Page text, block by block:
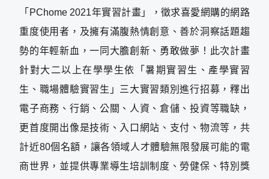
「PChome 2021年實習計畫」，徵求喜愛網購的網路
重度使用者，及擁有滿腹熱情創意、善於洞察話題趨
勢的年輕新血，一同大膽創新、勇敢做夢！此次計畫
針對大二以上在學學生依「暑期實習生、產學實習
生、職場體驗實習生」三大實習類別進行招募，釋出
電子商務、行銷、公關、人資、倉儲、投資等職缺，
更首度開出像是技術、入口網站、支付、物流等，共
計近80個名額，讓各領域人才體驗無限發展可能的電
商世界，並提供專業導生培訓制度、勞健保、特別獎